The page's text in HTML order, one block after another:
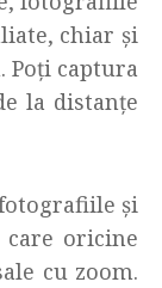
chiar și
Poți captura
la distanțe
și
oricine
cu zoom.